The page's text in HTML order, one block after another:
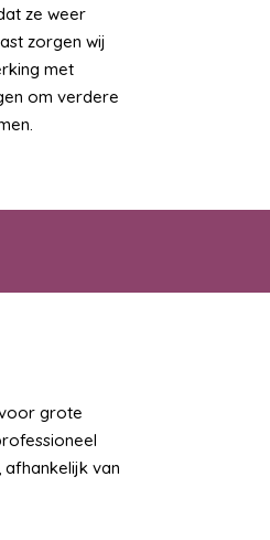
ze weer
zorgen wij
met
om verdere
grote
afhankelijk van